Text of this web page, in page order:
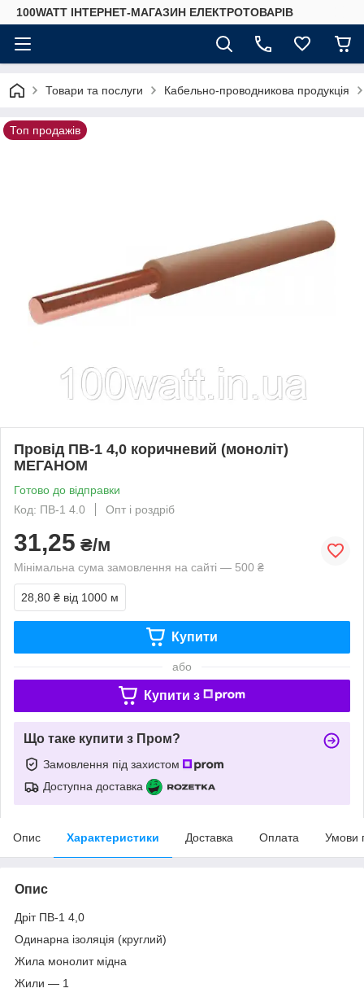
100WATT ІНТЕРНЕТ-МАГАЗИН ЕЛЕКТРОТОВАРІВ
Товари та послуги Кабельно-проводникова продукція
Топ продажів
Провід ПВ-1 4,0 коричневий (моноліт)
МЕГАНОМ
Готово до відправки
Код: ПВ-1 4.0
Опт і роздріб
31,25 ₴/м
Мінімальна сума замовлення на сайті — 500 ₴
28,80 ₴ від 1000 м
Купити
або
Купити з
Що таке купити з Пром?
Замовлення під захистом
Доступна доставка
Опис Характеристики Доставка Оплата Умови
Опис
Дріт ПВ-1 4,0
Одинарна ізоляція (круглий)
Жила монолит мідна
Жили — 1